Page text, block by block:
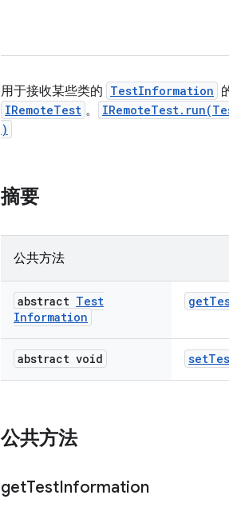
用于接收某些类的 TestInformation
IRemoteTest 。
)
摘要
公共方法
abstract Test
Information
get
abstract void set
公共方法
getTestInformation